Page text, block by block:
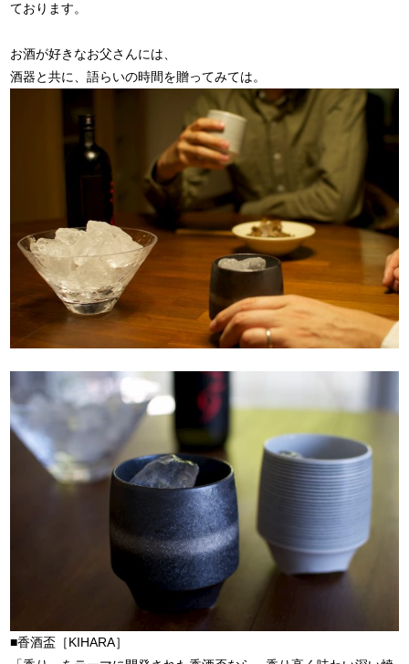
ております。
お酒が好きなお父さんには、
酒器と共に、語らいの時間を贈ってみては。
■香酒盃［KIHARA］